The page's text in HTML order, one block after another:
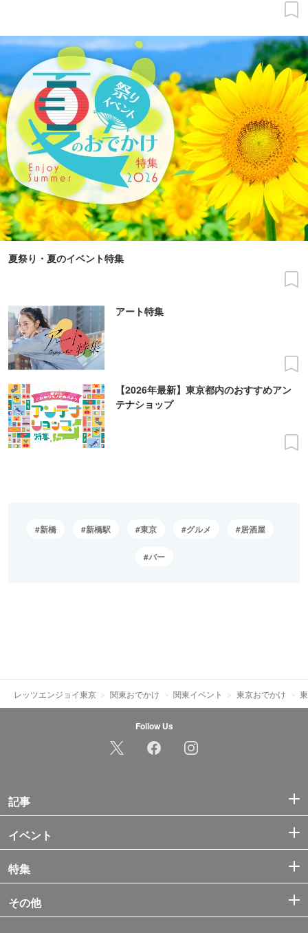
夏祭り・夏のイベント特集
アート特集
【2026年最新】東京都内のおすすめアン
テナショップ
新橋 新橋駅 東京 グルメ 居酒屋
バー
レッツエンジョイ東京 関東おでかけ 関東イベント 東京おでかけ
Follow Us
記事
イベント
特集
その他